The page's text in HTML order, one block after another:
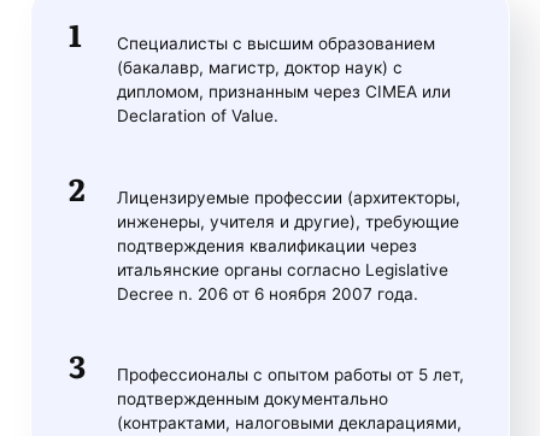
Специалисты с высшим образованием
(бакалавр, магистр, доктор наук) с
дипломом, признанным через CIMEA или
Declaration of Value.
Лицензируемые профессии (архитекторы,
инженеры, учителя и другие), требующие
подтверждения квалификации через
итальянские органы согласно Legislative
Decree n. 206 от 6 ноября 2007 года.
Профессионалы с опытом работы от 5 лет,
подтвержденным документально
(контрактами, налоговыми декларациями,